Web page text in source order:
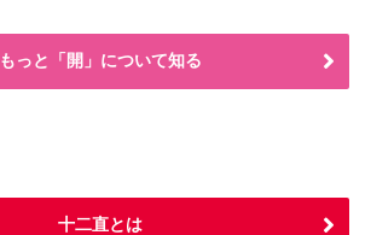
もっと「開」について知る
十二直とは